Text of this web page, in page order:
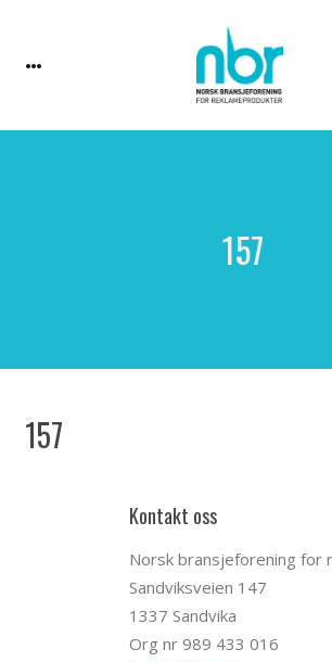
157
157
Kontakt oss
Norsk bransjeforening for
Sandviksveien 147
1337 Sandvika
Org nr 989 433 016